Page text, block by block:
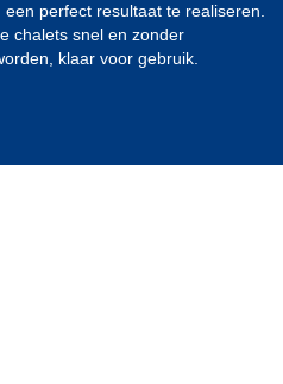
perfect resultaat te realiseren.
chalets snel en zonder
klaar voor gebruik.